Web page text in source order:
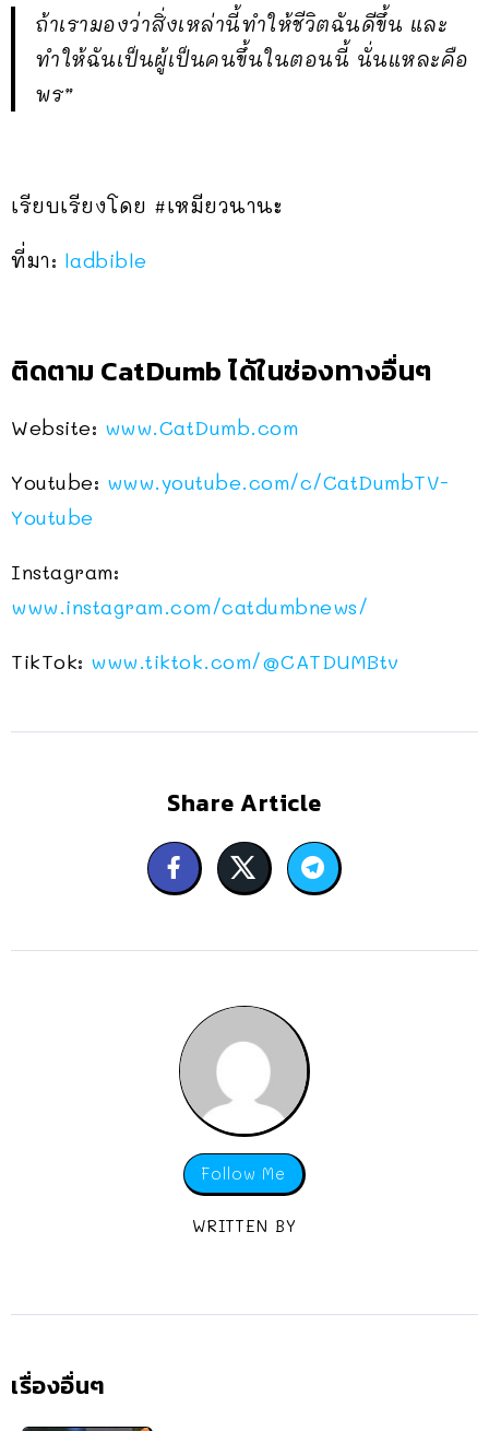
ถ้าเรามองว่าสิ่งเหล่านี้ทำให้ชีวิตฉันดีขึ้น และ
ทำให้ฉันเป็นผู้เป็นคนขึ้นในตอนนี้ นั่นแหละคือ
พร”
เรียบเรียงโดย #เหมียวนานะ
ที่มา: ladbible
ติดตาม CatDumb ได้ในช่องทางอื่นๆ
Website: www.CatDumb.com
Youtube: www.youtube.com/c/CatDumbTV-
Youtube
Instagram:
www.instagram.com/catdumbnews/
TikTok: www.tiktok.com/@CATDUMBtv
Share Article
Follow Me
WRITTEN BY
เรื่องอื่นๆ